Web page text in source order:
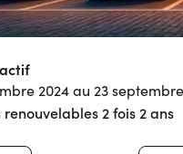
2024 au 23
renouvelables 2 fois 2 ans